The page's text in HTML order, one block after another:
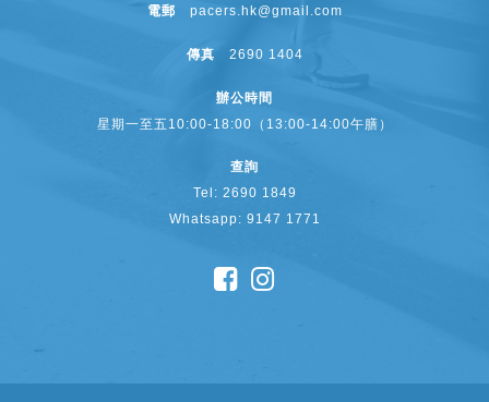
電郵 pacers.hk@gmail.com
傳真 2690 1404
辦公時間
星期一至五10:00-18:00（13:00-14:00午膳）
查詢
Tel: 2690 1849
Whatsapp: 9147 1771